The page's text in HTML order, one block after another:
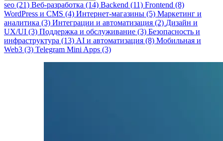
seo (21) Веб-разработка (14) Backend (11) Frontend (8)
WordPress и CMS (4) Интернет-магазины (5) Маркетинг и
аналитика (3) Интеграции и автоматизация (2) Дизайн и
UX/UI (3) Поддержка и обслуживание (3) Безопасность и
инфраструктура (13) AI и автоматизация (8) Мобильная и
Web3 (3) Telegram Mini Apps (3)